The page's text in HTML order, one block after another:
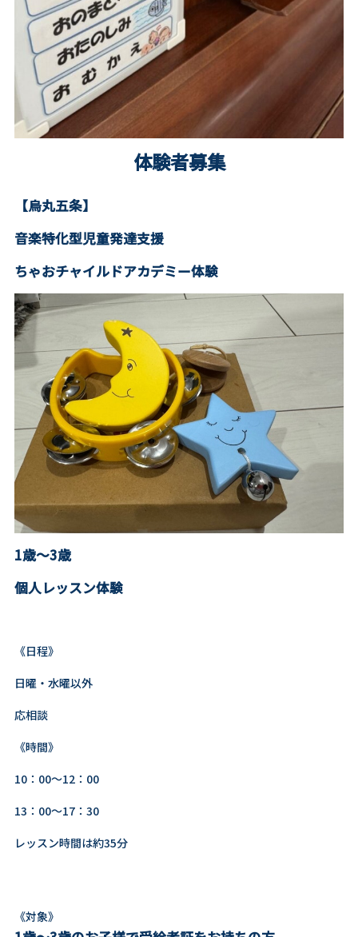
体験者募集
【烏丸五条】
音楽特化型児童発達支援
ちゃおチャイルドアカデミー体験
1歳～3歳
個人レッスン体験
《日程》
日曜・水曜以外
応相談
《時間》
10：00～12：00
13：00～17：30
レッスン時間は約35分
《対象》